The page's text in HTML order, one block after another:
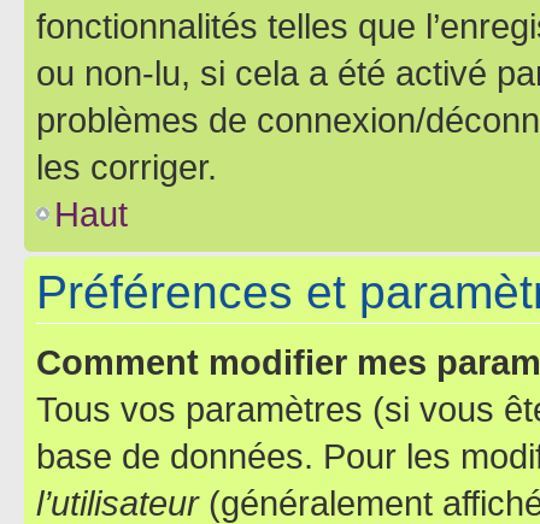
fonctionnalités telles que
ou non-lu, si cela a été activé
problèmes de connexion/
les corriger.
Haut
Préférences et
Comment modifier mes
Tous vos paramètres (si vous
base de données. Pour les
l’utilisateur(généralement